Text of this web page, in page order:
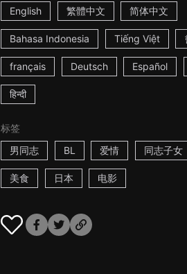
English 繁體中文 简体中文
Bahasa Indonesia Tiếng Việt
français Deutsch Español
हिन्दी
标签
男同志
BL 爱情 同志子女
美食 日本 电影